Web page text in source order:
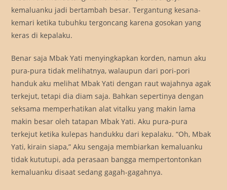
kemaluanku jadi bertambah besar. Tergantung kesana-
kemari ketika tubuhku tergoncang karena gosokan yang
keras di kepalaku.
Benar saja Mbak Yati menyingkapkan korden, namun aku
pura-pura tidak melihatnya, walaupun dari pori-pori
handuk aku melihat Mbak Yati dengan raut wajahnya agak
terkejut, tetapi dia diam saja. Bahkan sepertinya dengan
seksama memperhatikan alat vitalku yang makin lama
makin besar oleh tatapan Mbak Yati. Aku pura-pura
terkejut ketika kulepas handukku dari kepalaku. “Oh, Mbak
Yati, kirain siapa,” Aku sengaja membiarkan kemaluanku
tidak kututupi, ada perasaan bangga mempertontonkan
kemaluanku disaat sedang gagah-gagahnya.